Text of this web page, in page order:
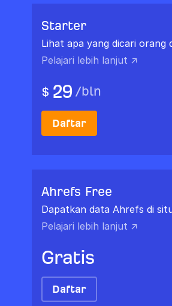
Starter
Lihat apa yang dicari orang
Pelajari lebih lanjut ↗
$ 29 /bln
Daftar
Ahrefs Free
Dapatkan data Ahrefs di
Pelajari lebih lanjut ↗
Gratis
Daftar